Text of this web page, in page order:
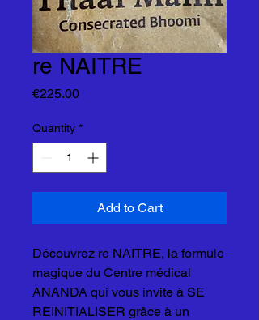
re NAITRE
€225.00Price
Quantity *
Add to Cart
Découvrez re NAITRE, la formule
magique du Centre médical
ANANDA qui vous invite à SE
REINITIALISER grâce à un